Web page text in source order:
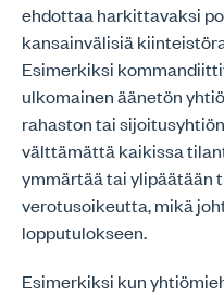
ehdottaa harkittavaksi
kansainvälisiä
Esimerkiksi
ulkomainen äänetön
rahaston tai
välttämättä kaikissa
ymmärtää tai ylipäätään
verotusoikeutta, mikä
lopputulokseen.
Esimerkiksi kun